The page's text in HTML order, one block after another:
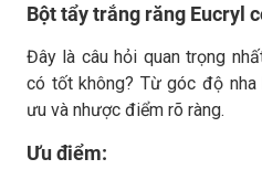
Bột tẩy trắng răng Eucryl
Đây là câu hỏi quan trọng
có tốt không? Từ góc độ
ưu và nhược điểm rõ ràng.
Ưu điểm: